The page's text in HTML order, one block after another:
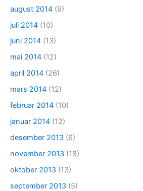
august 2014 (9)
juli 2014 (10)
juni 2014 (13)
mai 2014 (12)
april 2014 (26)
mars 2014 (12)
februar 2014 (10)
januar 2014 (12)
desember 2013 (6)
november 2013 (18)
oktober 2013 (13)
september 2013 (5)